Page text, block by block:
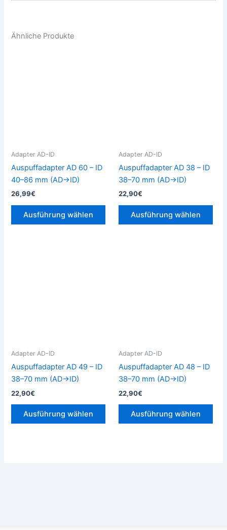
Ähnliche Produkte
Adapter AD-ID
Auspuffadapter AD 60 – ID
40–86 mm (AD→ID)
26,99€
Ausführung wählen
können
gewählt
Adapter AD-ID
Auspuffadapter AD 38 – ID
38–70 mm (AD→ID)
22,90€
Ausführung wählen
Adapter AD-ID
Auspuffadapter AD 49 – ID
38–70 mm (AD→ID)
22,90€
Ausführung wählen
können
gewählt
Adapter AD-ID
Auspuffadapter AD 48 – ID
38–70 mm (AD→ID)
22,90€
Ausführung wählen